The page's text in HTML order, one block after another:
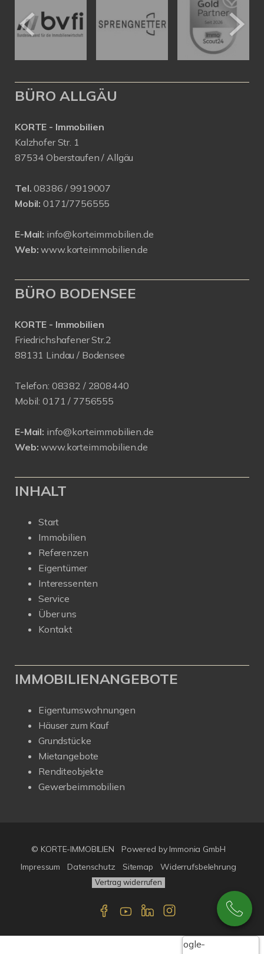
BÜRO ALLGÄU
KORTE - Immobilien
Kalzhofer Str. 1
87534 Oberstaufen / Allgäu
Tel. 08386 / 9919007
Mobil: 0171/7756555
E-Mail: info@korteimmobilien.de
Web: www.korteimmobilien.de
BÜRO BODENSEE
KORTE - Immobilien
Friedrichshafener Str.2
88131 Lindau / Bodensee
Telefon: 08382 / 2808440
Mobil: 0171 / 7756555
E-Mail: info@korteimmobilien.de
Web: www.korteimmobilien.de
INHALT
Start
Immobilien
Referenzen
Eigentümer
Interessenten
Service
Über uns
Kontakt
IMMOBILIENANGEBOTE
Eigentumswohnungen
Häuser zum Kauf
Grundstücke
Mietangebote
Renditeobjekte
Gewerbeimmobilien
© KORTE-IMMOBILIEN
Powered by Immonia GmbH
Impressum
Datenschutz Sitemap Widerrufsbelehrung
Vertrag widerrufen
Google-